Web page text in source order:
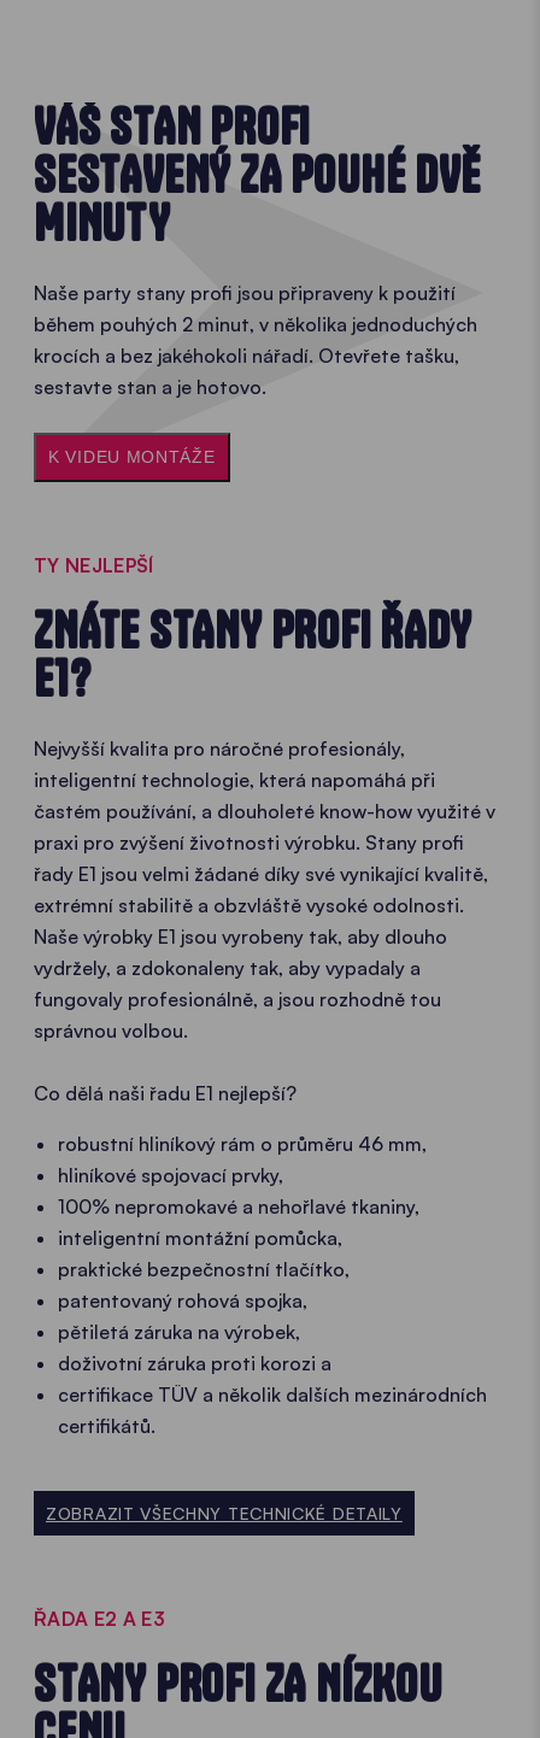
VÁŠ STAN PROFI
SESTAVENÝ ZA POUHÉ DVĚ
MINUTY
Naše party stany profi jsou připraveny k použití
během pouhých 2 minut, v několika jednoduchých
krocích a bez jakéhokoli nářadí. Otevřete tašku,
sestavte stan a je hotovo.
K VIDEU MONTÁŽE
TY NEJLEPŠÍ
ZNÁTE STANY PROFI ŘADY
E1?
Nejvyšší kvalita pro náročné profesionály,
inteligentní technologie, která napomáhá při
častém používání, a dlouholeté know-how využité v
praxi pro zvýšení životnosti výrobku. Stany profi
řady E1 jsou velmi žádané díky své vynikající kvalitě,
extrémní stabilitě a obzvláště vysoké odolnosti.
Naše výrobky E1 jsou vyrobeny tak, aby dlouho
vydržely, a zdokonaleny tak, aby vypadaly a
fungovaly profesionálně, a jsou rozhodně tou
správnou volbou.
Co dělá naši řadu E1 nejlepší?
robustní hliníkový rám o průměru 46 mm,
hliníkové spojovací prvky,
100% nepromokavé a nehořlavé tkaniny,
inteligentní montážní pomůcka,
praktické bezpečnostní tlačítko,
patentovaný rohová spojka,
pětiletá záruka na výrobek,
doživotní záruka proti korozi a
certifikace TÜV a několik dalších mezinárodních
certifikátů.
ZOBRAZIT VŠECHNY TECHNICKÉ DETAILY
ŘADA E2 A E3
STANY PROFI ZA NÍZKOU